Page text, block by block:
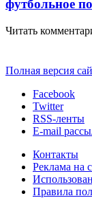
футбольное
Читать
Полная версия
Facebook
Twitter
RSS-ленты
E-mail
Контакты
Реклама на
Правила